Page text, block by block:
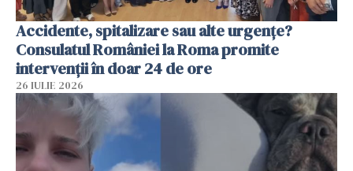
Accidente, spitalizare sau alte urgențe?
Consulatul României la Roma promite
intervenții în doar 24 de ore
26 IULIE 2026